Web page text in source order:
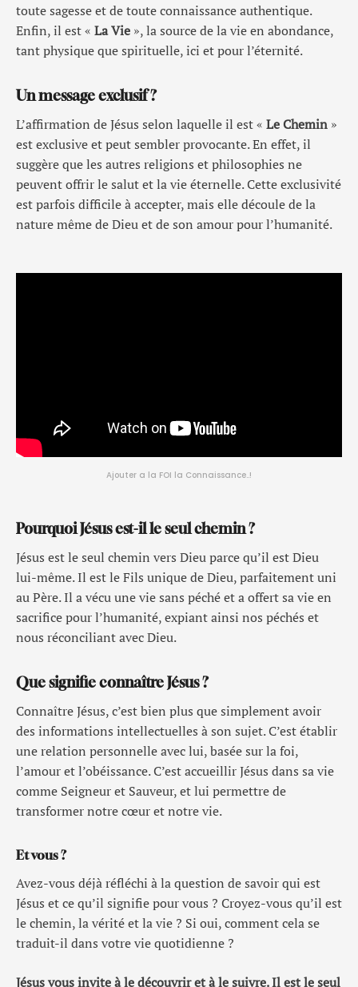
toute sagesse et de toute connaissance authentique.
Enfin, il est « La Vie », la source de la vie en abondance,
tant physique que spirituelle, ici et pour l’éternité.
Un message exclusif ?
L’affirmation de Jésus selon laquelle il est « Le Chemin »
est exclusive et peut sembler provocante. En effet, il
suggère que les autres religions et philosophies ne
peuvent offrir le salut et la vie éternelle. Cette exclusivité
est parfois difficile à accepter, mais elle découle de la
nature même de Dieu et de son amour pour l’humanité.
Ajouter a la FOI la Connaissance..!
Pourquoi Jésus est-il le seul chemin ?
Jésus est le seul chemin vers Dieu parce qu’il est Dieu
lui-même. Il est le Fils unique de Dieu, parfaitement uni
au Père. Il a vécu une vie sans péché et a offert sa vie en
sacrifice pour l’humanité, expiant ainsi nos péchés et
nous réconciliant avec Dieu.
Que signifie connaître Jésus ?
Connaître Jésus, c’est bien plus que simplement avoir
des informations intellectuelles à son sujet. C’est établir
une relation personnelle avec lui, basée sur la foi,
l’amour et l’obéissance. C’est accueillir Jésus dans sa vie
comme Seigneur et Sauveur, et lui permettre de
transformer notre cœur et notre vie.
Et vous ?
Avez-vous déjà réfléchi à la question de savoir qui est
Jésus et ce qu’il signifie pour vous ? Croyez-vous qu’il est
le chemin, la vérité et la vie ? Si oui, comment cela se
traduit-il dans votre vie quotidienne ?
Jésus vous invite à le découvrir et à le suivre. Il est le seul